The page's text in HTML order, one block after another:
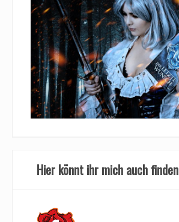
Hier könnt ihr mich auch finden